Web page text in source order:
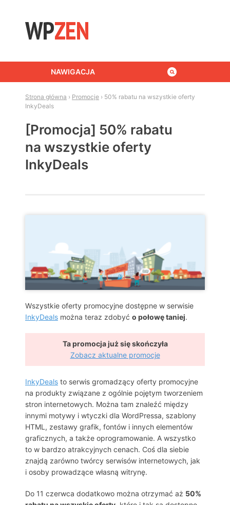
NAWIGACJA
Strona główna › Promocje › 50% rabatu na wszystkie oferty
InkyDeals
[Promocja] 50% rabatu
na wszystkie oferty
InkyDeals
Wszystkie oferty promocyjne dostępne w serwisie
InkyDeals można teraz zdobyć o połowę taniej.
Ta promocja już się skończyła
Zobacz aktualne promocje
InkyDeals to serwis gromadzący oferty promocyjne
na produkty związane z ogólnie pojętym tworzeniem
stron internetowych. Można tam znaleźć między
innymi motywy i wtyczki dla WordPressa, szablony
HTML, zestawy grafik, fontów i innych elementów
graficznych, a także oprogramowanie. A wszystko
to w bardzo atrakcyjnych cenach. Coś dla siebie
znajdą zarówno twórcy serwisów internetowych, jak
i osoby prowadzące własną witrynę.
Do 11 czerwca dodatkowo można otrzymać aż 50%